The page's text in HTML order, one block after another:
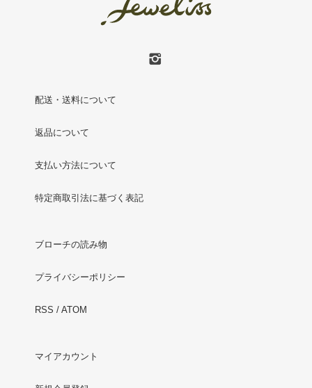
配送・送料について
返品について
支払い方法について
特定商取引法に基づく表記
ブローチの読み物
プライバシーポリシー
RSS / ATOM
マイアカウント